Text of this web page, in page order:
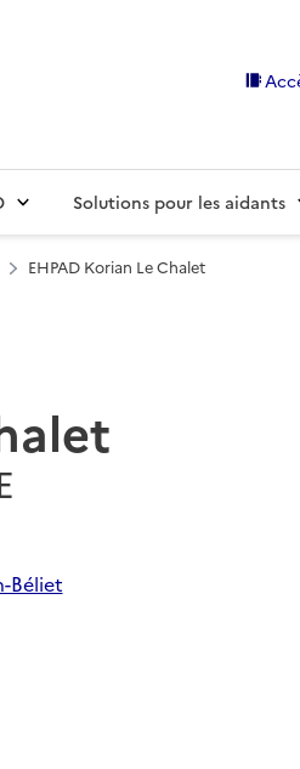
Solutions pour les aidants
EHPAD Korian Le Chalet
Béliet